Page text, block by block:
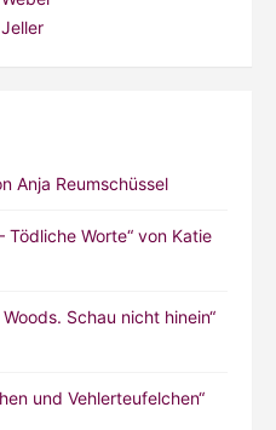
Anja Reumschüssel
Tödliche Worte“ von Katie
Schau nicht hinein“
und Vehlerteufelchen“